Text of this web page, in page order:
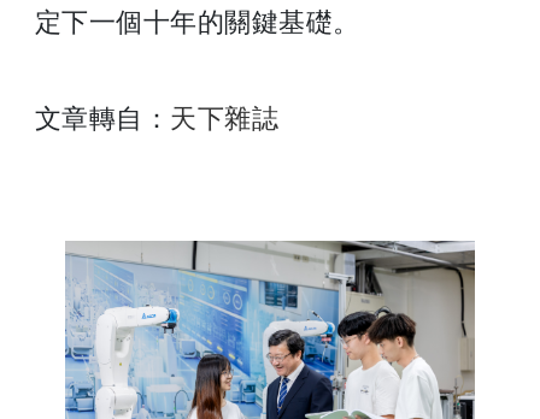
定下一個十年的關鍵基礎。
文章轉自： 天下雜誌